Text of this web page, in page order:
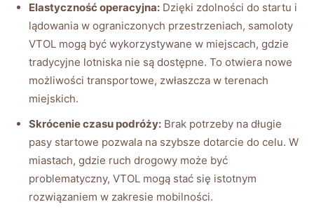
Elastyczność ‌operacyjna: Dzięki zdolności do ​startu ​i‌
lądowania w ograniczonych‍ przestrzeniach, samoloty
VTOL mogą być ‌wykorzystywane w ​miejscach, ​gdzie
tradycyjne lotniska nie są​ dostępne.⁣ To otwiera nowe
możliwości transportowe, zwłaszcza ⁢w terenach
‍miejskich.
Skrócenie czasu podróży: Brak ⁢potrzeby na⁤ długie
pasy startowe pozwala na szybsze dotarcie do celu. W
miastach, gdzie ruch ‌drogowy⁣ może‌ być
‌problematyczny, VTOL mogą stać się istotnym
rozwiązaniem w ⁣zakresie ‌mobilności.